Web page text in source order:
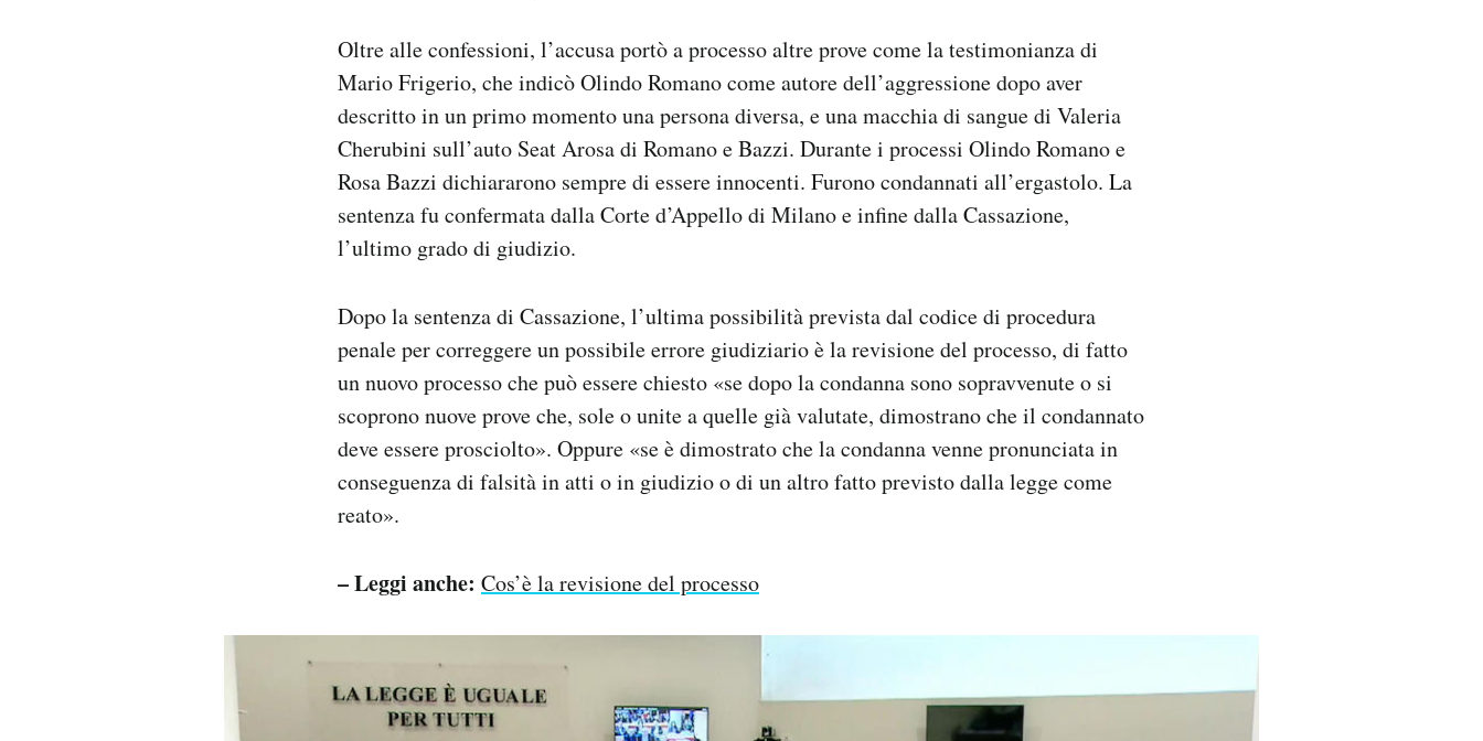
Oltre alle confessioni, l’accusa portò a processo altre prove come la testimonianza di
Mario Frigerio, che indicò Olindo Romano come autore dell’aggressione dopo aver
descritto in un primo momento una persona diversa, e una macchia di sangue di Valeria
Cherubini sull’auto Seat Arosa di Romano e Bazzi. Durante i processi Olindo Romano e
Rosa Bazzi dichiararono sempre di essere innocenti. Furono condannati all’ergastolo. La
sentenza fu confermata dalla Corte d’Appello di Milano e infine dalla Cassazione,
l’ultimo grado di giudizio.
Dopo la sentenza di Cassazione, l’ultima possibilità prevista dal codice di procedura
penale per correggere un possibile errore giudiziario è la revisione del processo, di fatto
un nuovo processo che può essere chiesto «se dopo la condanna sono sopravvenute o si
scoprono nuove prove che, sole o unite a quelle già valutate, dimostrano che il condannato
deve essere prosciolto». Oppure «se è dimostrato che la condanna venne pronunciata in
conseguenza di falsità in atti o in giudizio o di un altro fatto previsto dalla legge come
reato».
– Leggi anche: Cos’è la revisione del processo